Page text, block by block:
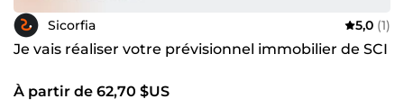
Sicorfia 5,0 (1)
Je vais réaliser votre prévisionnel immobilier de SCI
À partir de 62,70 $US